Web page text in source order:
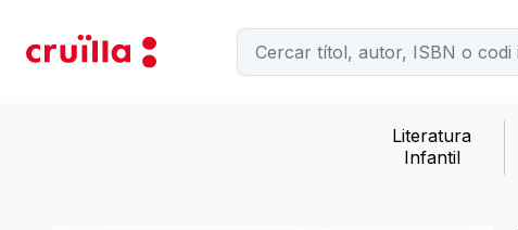
Literatura
Infantil